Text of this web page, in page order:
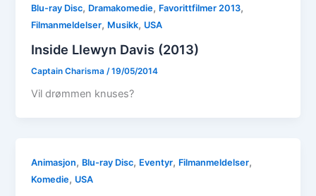
Blu-ray Disc, Dramakomedie, Favorittfilmer 2013,
Filmanmeldelser, Musikk, USA
Inside Llewyn Davis (2013)
Captain Charisma /19/05/2014
Vil drømmen knuses?
Animasjon, Blu-ray Disc, Eventyr, Filmanmeldelser,
Komedie, USA